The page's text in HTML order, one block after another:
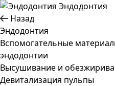
Эндодонтия
Назад
Эндодонтия
Вспомогательные
эндодонтии
Высушивание и
Девитализация пульпы